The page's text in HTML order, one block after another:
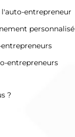
entrepreneur
personnalisé
entrepreneurs
?